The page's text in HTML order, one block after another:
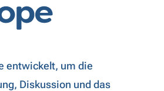
entwickelt, um die
Diskussion und das